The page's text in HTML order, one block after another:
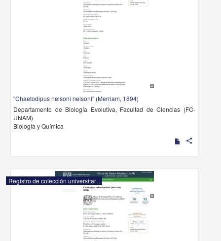
"Chaetodipus nelsoni nelsoni" (Merriam, 1894)
Departamento de Biología Evolutiva, Facultad de Ciencias (FC-
UNAM)
Biología y Química
share
Registro de colección universitaria